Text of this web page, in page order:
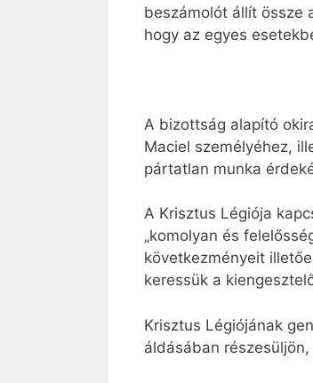
beszámolót állít össze
hogy az egyes
A bizottság alapító
Maciel személyéhez,
pártatlan munka
A Krisztus Légiója
„komolyan és
következményeit
keressük a
Krisztus Légiójának
áldásában